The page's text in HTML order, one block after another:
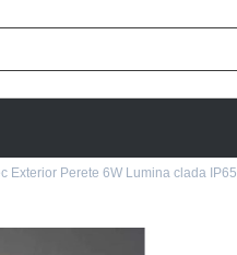
Exterior Perete 6W Lumina clada IP65